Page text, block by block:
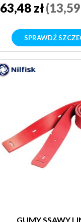
63,48 zł
SPRAWDŹ
GUMY SSAWY